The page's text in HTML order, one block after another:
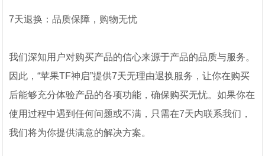
7天退换：品质保障，购物无忧
我们深知用户对购买产品的信心来源于产品的品质与服务。
因此，“苹果TF神启”提供7天无理由退换服务，让你在购买
后能够充分体验产品的各项功能，确保购买无忧。如果你在
使用过程中遇到任何问题或不满，只需在7天内联系我们，
我们将为你提供满意的解决方案。